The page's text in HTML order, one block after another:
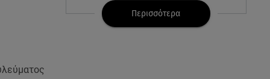
2.500.000 ευρώ
Περισσότερα